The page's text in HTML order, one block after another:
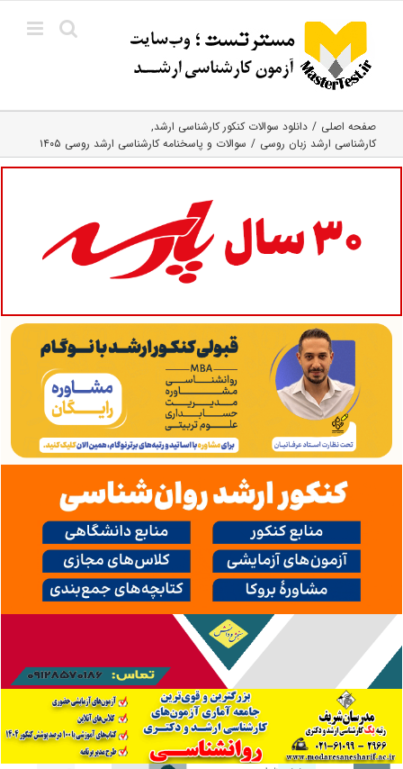
content
صفحه اصلی
دانلود سوالات کنکور کارشناسی ارشد
کارشناسی ارشد زبان روسی
سوالات و پاسخنامه کارشناسی ارشد روسی ۱۴۰۵